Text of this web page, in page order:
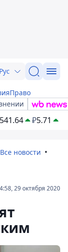
Рус
Право
541.64 ₽5.71
Все новости
29 октября 2020